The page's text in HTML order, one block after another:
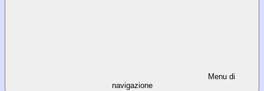
Menu di
navigazione